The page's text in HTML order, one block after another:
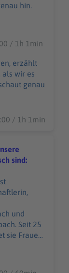
hin.
/ 1h 1min
erzählt
als wir es
genau
/ 1h 1min
magisch sind:
sind:
und
Seit 25
sie Frauen
tätig.